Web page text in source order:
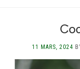
11 MARS, 2024